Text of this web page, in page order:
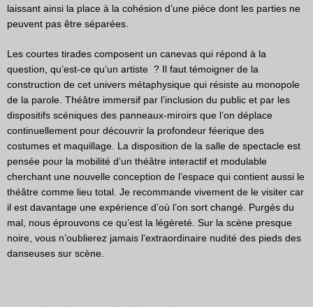
laissant ainsi la place à la cohésion d’une pièce dont les parties ne
peuvent pas être séparées.
Les courtes tirades composent un canevas qui répond à la
question, qu’est-ce qu’un artiste ? Il faut témoigner de la
construction de cet univers métaphysique qui résiste au monopole
de la parole. Théâtre immersif par l’inclusion du public et par les
dispositifs scéniques des panneaux-miroirs que l’on déplace
continuellement pour découvrir la profondeur féerique des
costumes et maquillage. La disposition de la salle de spectacle est
pensée pour la mobilité d’un théâtre interactif et modulable
cherchant une nouvelle conception de l’espace qui contient aussi le
théâtre comme lieu total. Je recommande vivement de le visiter car
il est davantage une expérience d’où l’on sort changé. Purgés du
mal, nous éprouvons ce qu’est la légèreté. Sur la scène presque
noire, vous n’oublierez jamais l’extraordinaire nudité des pieds des
danseuses sur scène.